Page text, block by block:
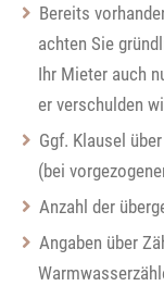
Bereits
achten Sie
Ihr Mieter auch
er verschulden
Ggf. Klausel
(bei
Anzahl der
Angaben über